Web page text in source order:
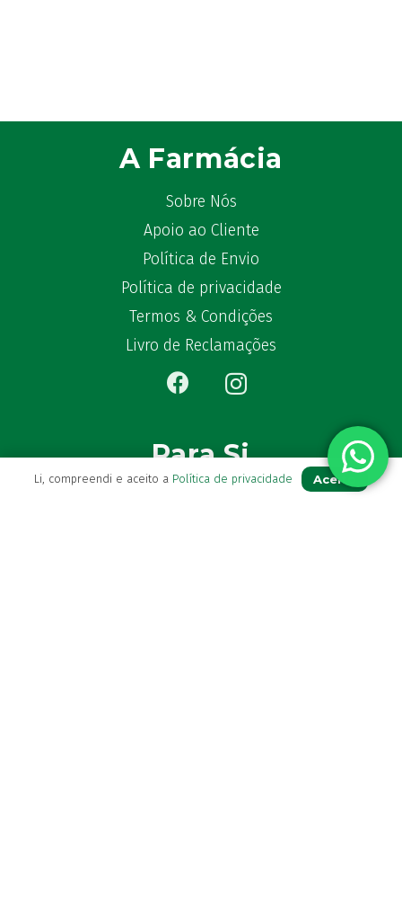
A Farmácia
Sobre Nós
Apoio ao Cliente
Política de Envio
Política de privacidade
Termos & Condições
Livro de Reclamações
Para Si
Li, compreendi e aceito a Política de privacidade Aceito